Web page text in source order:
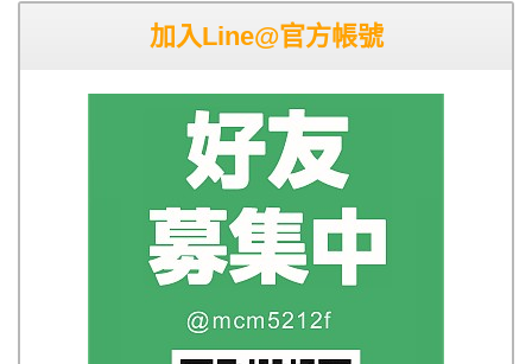
加入Line@官方帳號